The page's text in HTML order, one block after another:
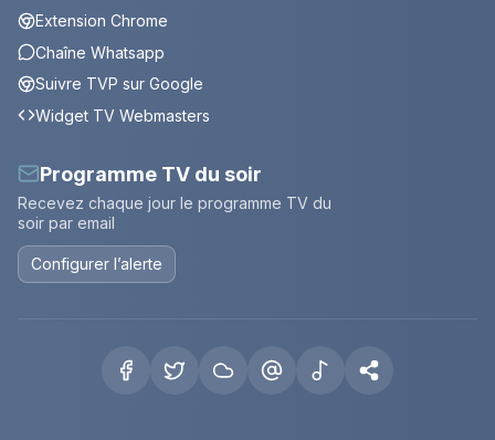
Extension Chrome
Chaîne Whatsapp
Suivre TVP sur Google
Widget TV Webmasters
Programme TV du soir
Recevez chaque jour le programme TV du
soir par email
Configurer l’alerte